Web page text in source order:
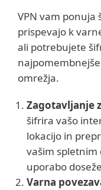
VPN vam ponuja
prispevajo k
ali potrebujete
omrežja.
Zagotavljanje
šifrira vašo
lokacijo in
vašim spletnim
uporabo
Varna